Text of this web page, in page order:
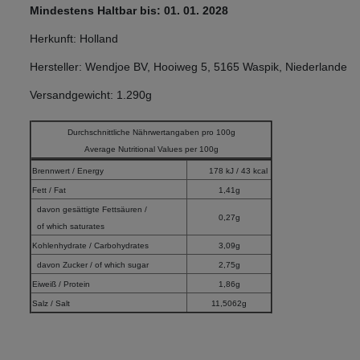
Mindestens Haltbar bis: 01. 01. 2028
Herkunft: Holland
Hersteller: Wendjoe BV, Hooiweg 5, 5165 Waspik, Niederlande
Versandgewicht: 1.290g
Durchschnittliche Nährwertangaben pro 100g
Average Nutritional Values per 100g
Brennwert / Energy 178 kJ / 43 kcal
Fett / Fat 1,41g
davon gesättigte Fettsäuren /
of which saturates
0,27g
Kohlenhydrate / Carbohydrates 3,09g
davon Zucker / of which sugar 2,75g
Eiweiß / Protein 1,86g
Salz / Salt 11,5062g